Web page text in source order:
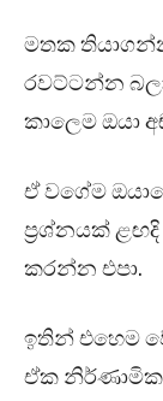
මතක
රවට්ටන්න
කාලෙම ඔයා
ඒ වගේම
ප්‍රශ්නයක්
කරන්න එපා.
ඉතින් එහෙම
ඒක